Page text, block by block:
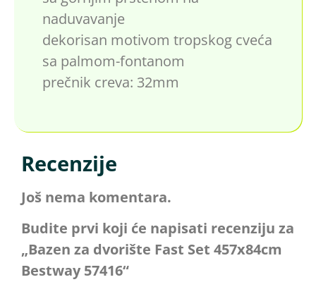
naduvavanje
dekorisan motivom tropskog cveća
sa palmom-fontanom
prečnik creva: 32mm
Recenzije
Još nema komentara.
Budite prvi koji će napisati recenziju za
„Bazen za dvorište Fast Set 457x84cm
Bestway 57416“